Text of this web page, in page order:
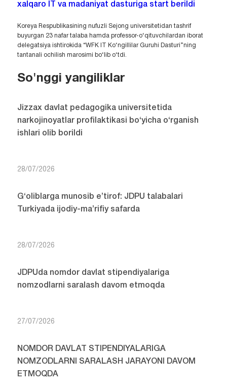
xalqaro IT va madaniyat dasturiga start berildi
Koreya Respublikasining nufuzli Sejong universitetidan tashrif
buyurgan 23 nafar talaba hamda professor-o‘qituvchilardan iborat
delegatsiya ishtirokida “WFK IT Ko‘ngillilar Guruhi Dasturi”ning
tantanali ochilish marosimi bo‘lib o‘tdi.
So'nggi yangiliklar
Jizzax davlat pedagogika universitetida
narkojinoyatlar profilaktikasi bo‘yicha o‘rganish
ishlari olib borildi
28/07/2026
G‘oliblarga munosib e’tirof: JDPU talabalari
Turkiyada ijodiy-ma’rifiy safarda
28/07/2026
JDPUda nomdor davlat stipendiyalariga
nomzodlarni saralash davom etmoqda
27/07/2026
NOMDOR DAVLAT STIPENDIYALARIGA
NOMZODLARNI SARALASH JARAYONI DAVOM
ETMOQDA